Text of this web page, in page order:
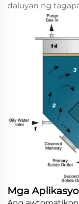
daluyan ng
Mga